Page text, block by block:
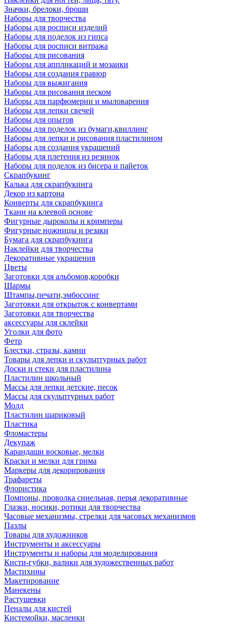
Значки, брелоки, броши
Наборы для творчества
Наборы для росписи изделий
Наборы для поделок из гипса
Наборы для росписи витража
Наборы для рисования
Наборы для аппликаций и мозаики
Наборы для создания гравюр
Наборы для выжигания
Наборы для рисования песком
Наборы для парфюмерии и мыловарения
Наборы для лепки свечей
Наборы для опытов
Наборы для поделок из бумаги,квиллинг
Наборы для лепки и рисования пластилином
Наборы для создания украшений
Наборы для плетения из резинок
Наборы для поделок из бисера и пайеток
Скрапбукинг
Калька для скрапбукинга
Декор из картона
Конверты для скрапбукинга
Ткани на клеевой основе
Фигурные дыроколы и кримперы
Фигурные ножницы и резаки
Бумага для скрапбукинга
Наклейки для творчества
Декоративные украшения
Цветы
Заготовки для альбомов,коробки
Шармы
Штампы,печати,эмбоссинг
Заготовки для открыток с конвертами
Заготовки для творчества
аксессуары для склейки
Уголки для фото
Фетр
Блестки, стразы, камни
Товары для лепки и скульптурных работ
Доски и стеки для пластилина
Пластилин школьный
Массы для лепки детские, песок
Массы для скульптурных работ
Молд
Пластилин шариковый
Пластика
Фломастеры
Декупаж
Карандаши восковые, мелки
Краски и мелки для грима
Маркеры для декорирования
Трафареты
Флористика
Помпоны, проволка синельная, перья декоративные
Глазки, носики, ротики для творчества
Часовые механизмы, стрелки для часовых механизмов
Пазлы
Товары для художников
Инструменты и аксессуары
Инструменты и наборы для моделирования
Кисти-губки, валики для художественных работ
Мастихины
Макетирование
Манекены
Растушевки
Пеналы для кистей
Кистемойки, масленки